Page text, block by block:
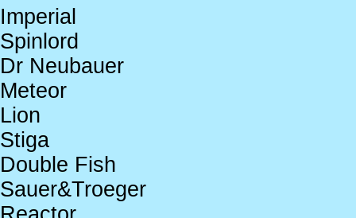
Imperial
Spinlord
Dr Neubauer
Meteor
Lion
Stiga
Double Fish
Sauer&Troeger